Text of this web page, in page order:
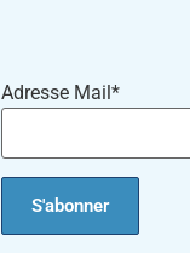
Adresse Mail*